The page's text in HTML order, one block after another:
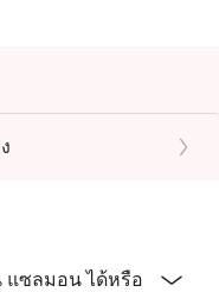
แซลมอน ได้หรือ